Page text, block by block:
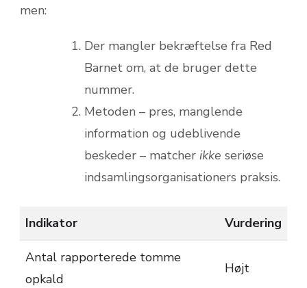
men:
Der mangler bekræftelse fra Red
Barnet om, at de bruger dette
nummer.
Metoden – pres, manglende
information og udeblivende
beskeder – matcher ikke seriøse
indsamlings­organisationers praksis.
Indikator Vurdering
Antal rapporterede tomme
opkald
Højt